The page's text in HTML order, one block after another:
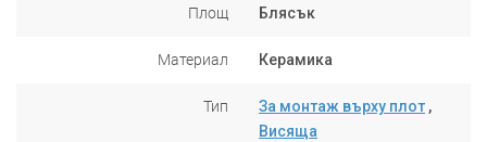
Площ Блясък
Материал Керамика
Тип За монтаж върху плот ,
Висяща